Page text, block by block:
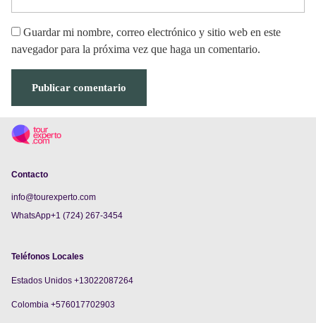
Guardar mi nombre, correo electrónico y sitio web en este
navegador para la próxima vez que haga un comentario.
Contacto
info@tourexperto.com
WhatsApp+1 (724) 267-3454
Teléfonos Locales
Estados Unidos +13022087264
Colombia +576017702903